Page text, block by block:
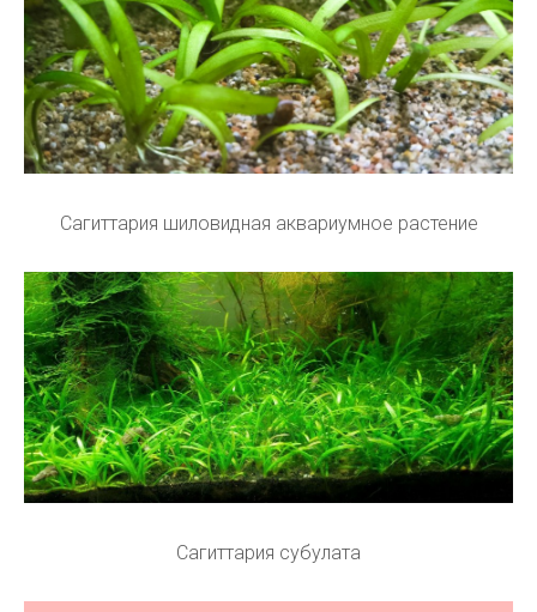
Сагиттария шиловидная аквариумное растение
Сагиттария субулата